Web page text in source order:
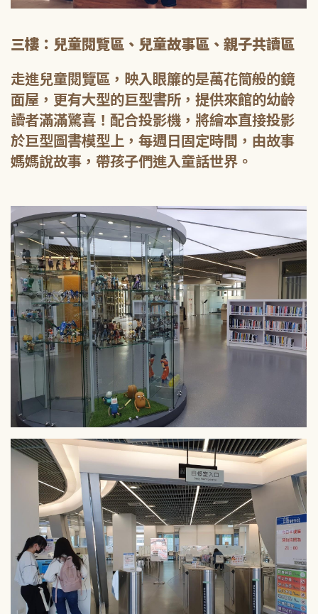
三樓：兒童閱覽區、兒童故事區、親子共讀區
走進兒童閱覽區，映入眼簾的是萬花筒般的鏡
面屋，更有大型的巨型書所，提供來館的幼齡
讀者滿滿驚喜！配合投影機，將繪本直接投影
於巨型圖書模型上，每週日固定時間，由故事
媽媽說故事，帶孩子們進入童話世界。